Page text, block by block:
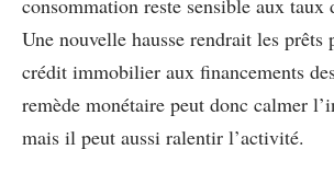
Une nouvelle hausse rendrait les prêts
crédit immobilier aux financements
remède monétaire peut donc calmer
mais il peut aussi ralentir l’activité.